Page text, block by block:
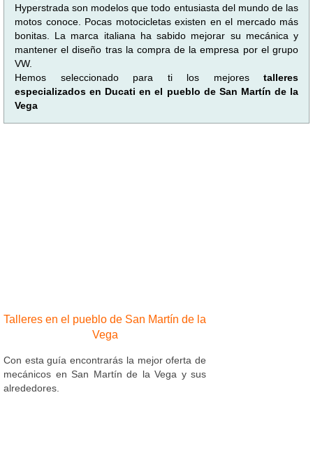
Hyperstrada son modelos que todo entusiasta del mundo de las
motos conoce. Pocas motocicletas existen en el mercado más
bonitas. La marca italiana ha sabido mejorar su mecánica y
mantener el diseño tras la compra de la empresa por el grupo
VW.
Hemos seleccionado para ti los mejores talleres
especializados en Ducati en el pueblo de San Martín de la
Vega
Talleres en el pueblo de San Martín de la
Vega
Con esta guía encontrarás la mejor oferta de
mecánicos en San Martín de la Vega y sus
alrededores.